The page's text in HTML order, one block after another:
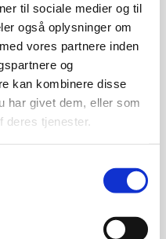
til sociale medier og til
også oplysninger om
vores partnere inden
og
kan kombinere disse
har givet dem, eller som
deres tjenester.